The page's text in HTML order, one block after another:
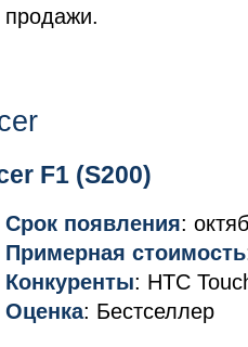
продажи.
F1 (S200)
Срок появления:
Примерная стоимость
Конкуренты: HTC
Оценка: Бестселлер